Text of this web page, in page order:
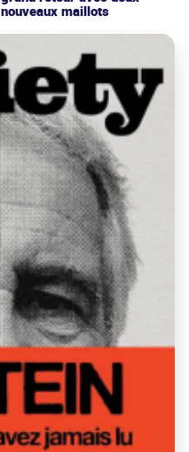
nouveaux maillots